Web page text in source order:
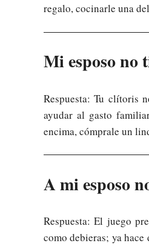
regalo, cocinarle una
Mi esposo no
Respuesta: Tu clítoris
ayudar al gasto
encima, cómprale un
A mi esposo
Respuesta: El juego
como debieras; ya hace